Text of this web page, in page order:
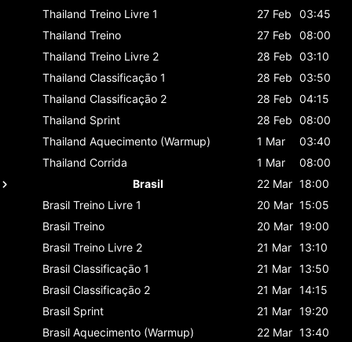
Thailand Treino Livre 1 27 Feb
03:45
Thailand Treino 27 Feb
08:00
Thailand Treino Livre 2 28 Feb 03:10
Thailand Classificaçāo 1 28 Feb 03:50
Thailand Classificaçāo 2 28 Feb 04:15
Thailand Sprint 28 Feb 08:00
Thailand Aquecimento (Warmup) 1 Mar
03:40
Thailand Corrida 1 Mar
08:00
Brasil
22 Mar 18:00
Brasil Treino Livre 1 20 Mar 15:05
Brasil Treino 20 Mar 19:00
Brasil Treino Livre 2 21 Mar 13:10
Brasil Classificaçāo 1 21 Mar 13:50
Brasil Classificaçāo 2 21 Mar 14:15
Brasil Sprint 21 Mar 19:20
Brasil Aquecimento (Warmup) 22 Mar 13:40